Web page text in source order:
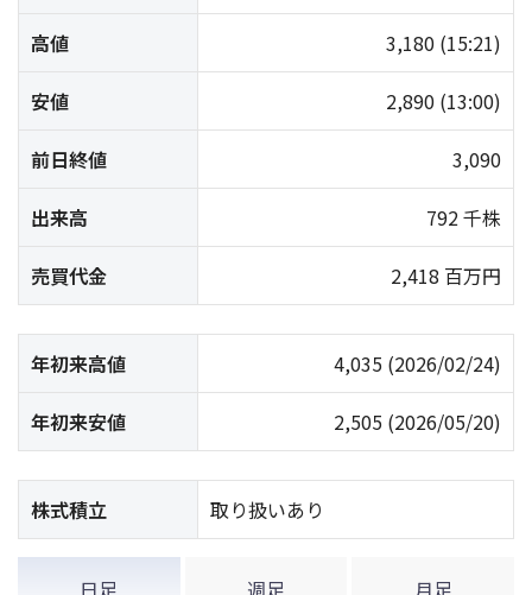
高値 3,180 (15:21)
安値 2,890 (13:00)
前日終値 3,090
出来高 792 千株
売買代金 2,418 百万円
年初来高値 4,035 (2026/02/24)
年初来安値 2,505 (2026/05/20)
株式積立 取り扱いあり
日足 週足 月足